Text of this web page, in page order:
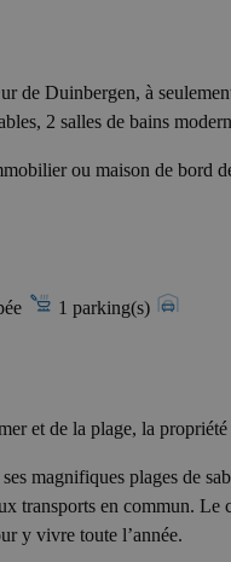
de Duinbergen, à
2 salles de bains
ou maison de bord
1 parking(s)
et de la plage, la
magnifiques plages de
transports en commun.
y vivre toute l’année.